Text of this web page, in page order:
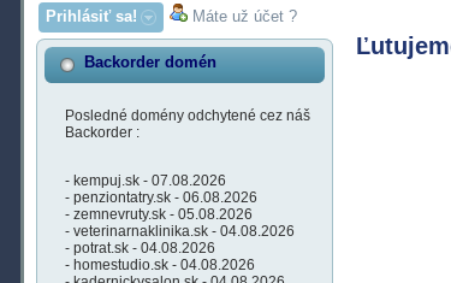
Prihlásiť sa! Máte už účet ?
Backorder domén
Posledné domény odchytené cez náš
Backorder :
- kempuj.sk - 07.08.2026
- penziontatry.sk - 06.08.2026
- zemnevruty.sk - 05.08.2026
- veterinarnaklinika.sk - 04.08.2026
- potrat.sk - 04.08.2026
- homestudio.sk - 04.08.2026